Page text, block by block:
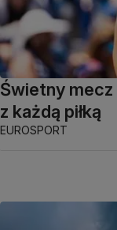
Świetny mecz
z każdą piłką
EUROSPORT